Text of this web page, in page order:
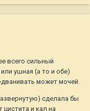
всего сильный
ушная (а то и обе)
может мочей.
сделала бы
цистита и кал на